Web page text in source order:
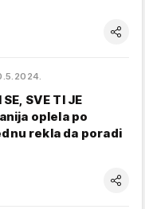
SVE TI JE
oplela po
rekla da poradi